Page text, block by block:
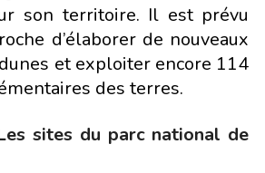
son territoire. Il est prévu
d’élaborer de nouveaux
et exploiter encore 114
des terres.
sites du parc national de